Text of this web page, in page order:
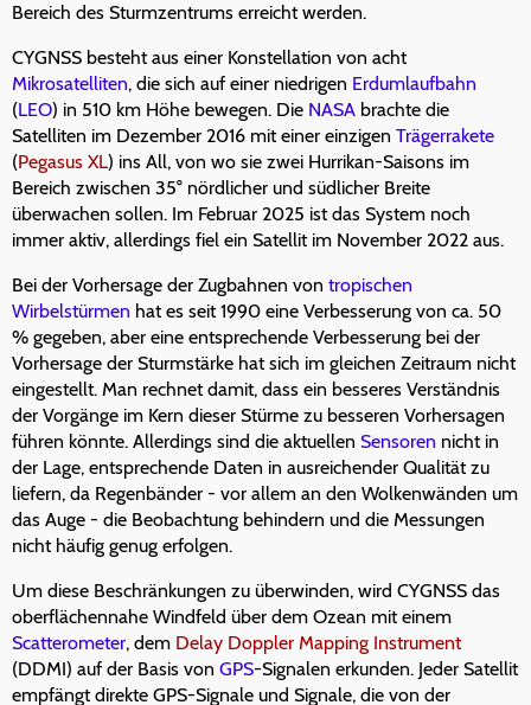
Bereich des Sturmzentrums erreicht werden.
CYGNSS besteht aus einer Konstellation von acht
Mikrosatelliten, die sich auf einer niedrigen Erdumlaufbahn
(LEO) in 510 km Höhe bewegen. Die NASA brachte die
Satelliten im Dezember 2016 mit einer einzigen Trägerrakete
(Pegasus XL) ins All, von wo sie zwei Hurrikan-Saisons im
Bereich zwischen 35° nördlicher und südlicher Breite
überwachen sollen. Im Februar 2025 ist das System noch
immer aktiv, allerdings fiel ein Satellit im November 2022 aus.
Bei der Vorhersage der Zugbahnen von tropischen
Wirbelstürmen hat es seit 1990 eine Verbesserung von ca. 50
% gegeben, aber eine entsprechende Verbesserung bei der
Vorhersage der Sturmstärke hat sich im gleichen Zeitraum nicht
eingestellt. Man rechnet damit, dass ein besseres Verständnis
der Vorgänge im Kern dieser Stürme zu besseren Vorhersagen
führen könnte. Allerdings sind die aktuellen Sensoren nicht in
der Lage, entsprechende Daten in ausreichender Qualität zu
liefern, da Regenbänder - vor allem an den Wolkenwänden um
das Auge - die Beobachtung behindern und die Messungen
nicht häufig genug erfolgen.
Um diese Beschränkungen zu überwinden, wird CYGNSS das
oberflächennahe Windfeld über dem Ozean mit einem
Scatterometer, dem Delay Doppler Mapping Instrument
(DDMI) auf der Basis von GPS-Signalen erkunden. Jeder Satellit
empfängt direkte GPS-Signale und Signale, die von der